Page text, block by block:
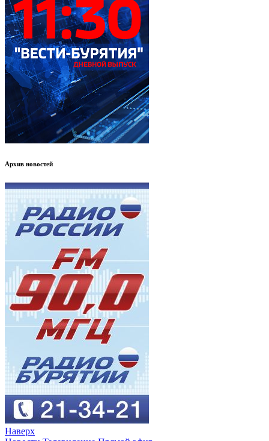
Архив новостей
Наверх